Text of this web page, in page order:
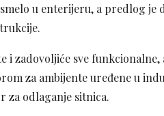
u enterijeru, a predlog je
i zadovoljiće sve funkcionalne,
za ambijente uređene u
za odlaganje sitnica.